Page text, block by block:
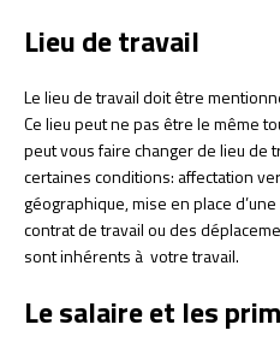
Lieu de travail
Le lieu de travail doit être
Ce lieu peut ne pas être le même
peut vous faire changer de lieu de
certaines conditions: affectation
géographique, mise en place
contrat de travail ou des
sont inhérents à votre travail.
Le salaire et les